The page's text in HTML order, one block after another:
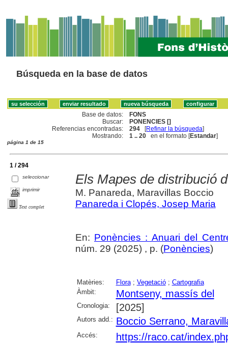
Búsqueda en la base de datos
Base de datos:
FONS
Buscar:
PONENCIES []
Referencias encontradas:
294 [Refinar la búsqueda]
Mostrando:
1 .. 20 en el formato [Estandar]
página 1 de 15
1 / 294
seleccionar
imprimir
Text complet
Els Mapes de distribució
M. Panareda, Maravillas Boccio
Panareda i Clopés, Josep Maria
En: Ponències : Anuari del
núm. 29 (2025) , p. (Ponències)
Matèries: Flora; Vegetació; Cartografia
Àmbit:
Montseny, massís del
Cronologia: [2025]
Autors add.: Boccio Serrano,
Accés: https://raco.cat/